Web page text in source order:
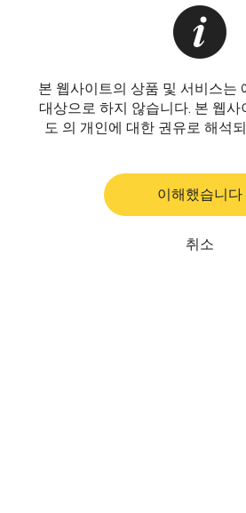
본 웹사이트의 상품 및 서비스는
대상으로 하지 않습니다. 본 웹
도 의 개인에 대한 권유로 해석
이해했습니다
취소